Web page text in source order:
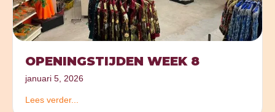
OPENINGSTIJDEN WEEK 8
januari 5, 2026
Lees verder...